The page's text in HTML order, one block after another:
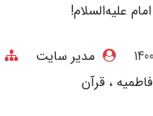
علیه‌السلام!
مدیر سایت
فاطمیه قرآن